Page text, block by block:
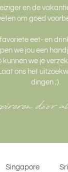
en de
om goed
eet- en
we jou een
we je
ons het
dingen ;).
door
Singapore